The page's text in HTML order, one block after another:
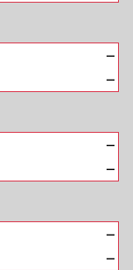
–
–
–
–
–
–